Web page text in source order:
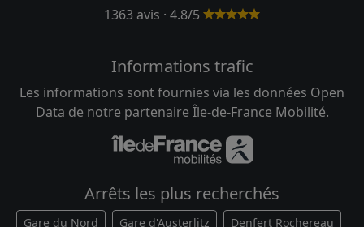
1363 avis · 4.8/5
Informations trafic
Les informations sont fournies via les données Open
Data de notre partenaire Île-de-France Mobilité.
Arrêts les plus recherchés
Gare du Nord Gare d'Austerlitz Denfert Rochereau